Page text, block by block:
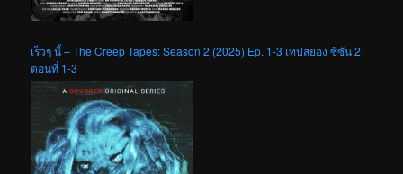
เร็วๆ นี้ – The Creep Tapes: Season 2 (2025) Ep. 1-3 เทปสยอง ซีซัน 2
ตอนที่ 1-3